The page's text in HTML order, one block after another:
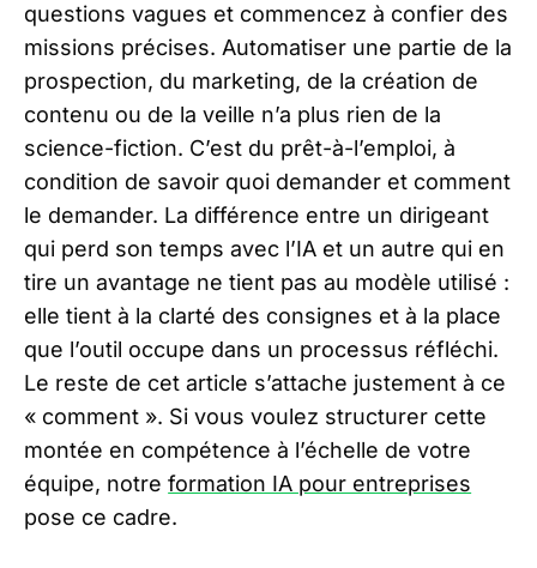
questions vagues et commencez à confier des
missions précises. Automatiser une partie de la
prospection, du marketing, de la création de
contenu ou de la veille n’a plus rien de la
science-fiction. C’est du prêt-à-l’emploi, à
condition de savoir quoi demander et comment
le demander. La différence entre un dirigeant
qui perd son temps avec l’IA et un autre qui en
tire un avantage ne tient pas au modèle utilisé :
elle tient à la clarté des consignes et à la place
que l’outil occupe dans un processus réfléchi.
Le reste de cet article s’attache justement à ce
« comment ». Si vous voulez structurer cette
montée en compétence à l’échelle de votre
équipe, notreformation IA pour entreprises
pose ce cadre.